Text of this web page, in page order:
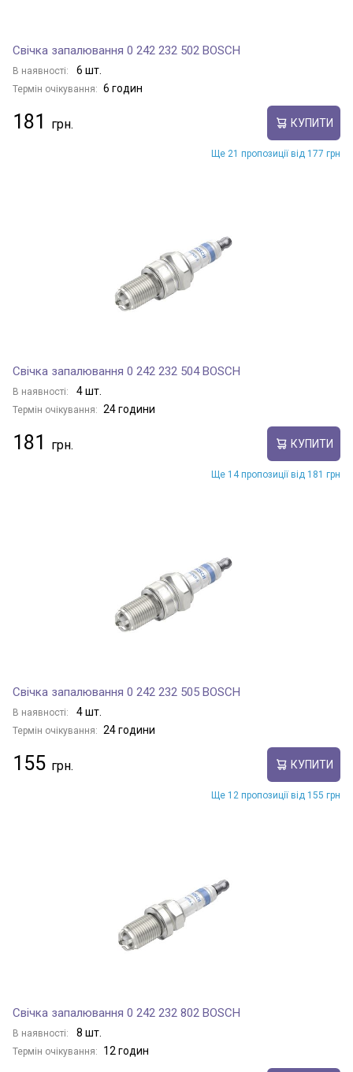
Свічка запалювання 0 242 232 502 BOSCH
В наявності: 6 шт.
Термін очікування: 6 годин
181 КУПИТИ
Ще 21 пропозиції від 177 грн
Свічка запалювання 0 242 232 504 BOSCH
В наявності: 4 шт.
Термін очікування: 24 години
181 КУПИТИ
Ще 14 пропозиції від 181 грн
Свічка запалювання 0 242 232 505 BOSCH
В наявності: 4 шт.
Термін очікування: 24 години
155 КУПИТИ
Ще 12 пропозиції від 155 грн
Свічка запалювання 0 242 232 802 BOSCH
В наявності: 8 шт.
Термін очікування: 12 годин